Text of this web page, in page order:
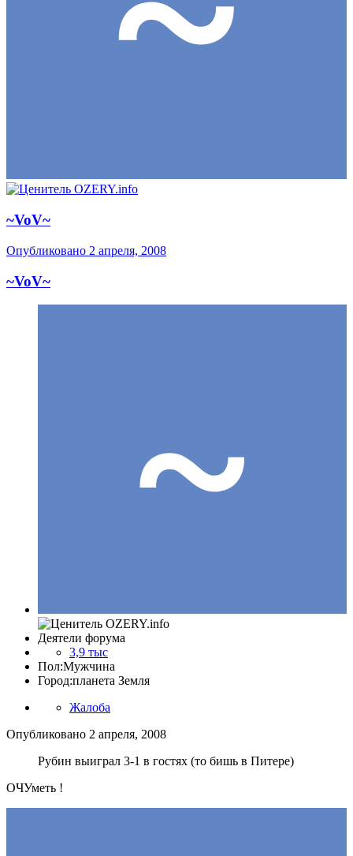
~VoV~
Опубликовано 2 апреля, 2008
~VoV~
Деятели форума
3,9 тыс
Пол:Мужчина
Город:планета Земля
Жалоба
Опубликовано 2 апреля, 2008
Рубин выиграл 3-1 в гостях (то бишь в Питере)
ОЧУметь !